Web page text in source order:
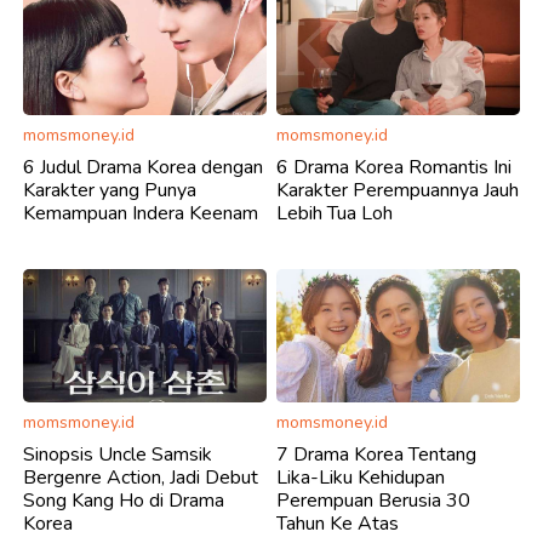
momsmoney.id
6 Judul Drama Korea dengan
Karakter yang Punya
Kemampuan Indera Keenam
momsmoney.id
6 Drama Korea Romantis Ini
Karakter Perempuannya Jauh
Lebih Tua Loh
momsmoney.id
Sinopsis Uncle Samsik
Bergenre Action, Jadi Debut
Song Kang Ho di Drama
Korea
momsmoney.id
7 Drama Korea Tentang
Lika-Liku Kehidupan
Perempuan Berusia 30
Tahun Ke Atas